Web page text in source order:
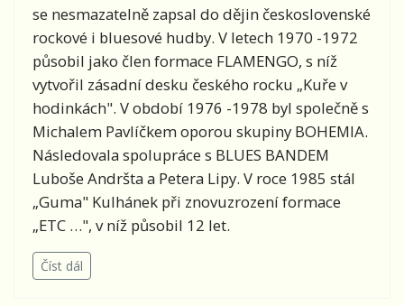
se nesmazatelně zapsal do dějin československé
rockové i bluesové hudby. V letech 1970 -1972
působil jako člen formace FLAMENGO, s níž
vytvořil zásadní desku českého rocku „Kuře v
hodinkách". V období 1976 -1978 byl společně s
Michalem Pavlíčkem oporou skupiny BOHEMIA.
Následovala spolupráce s BLUES BANDEM
Luboše Andršta a Petera Lipy. V roce 1985 stál
„Guma" Kulhánek při znovuzrození formace
„ETC …", v níž působil 12 let.
Číst dál